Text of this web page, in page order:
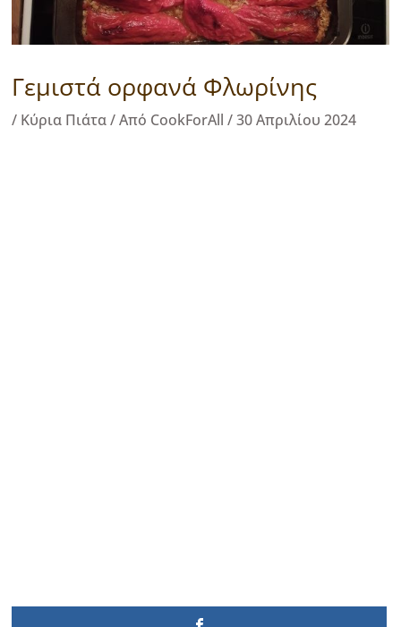
Γεμιστά ορφανά Φλωρίνης
/ Κύρια Πιάτα/ Από CookForAll /30 Απριλίου 2024